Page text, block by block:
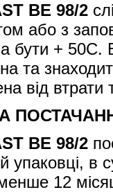
BE 98/2
або з
бути + 50С.
та
від втрати
BE 98/2
упаковці, в
12